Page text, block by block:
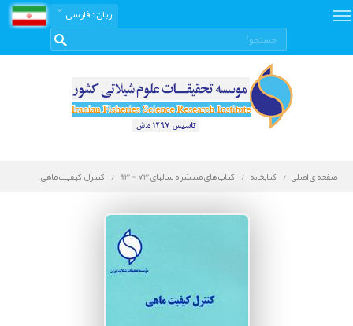
زبان: فارسی
صفحه ی اصلی کتابخانه کتاب های منتشره سالهای 73 - 93 كنترل كيفيت ماهي